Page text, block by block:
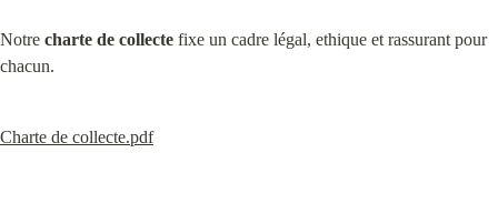
Notre charte de collecte fixe un cadre légal, ethique et rassurant pour
chacun.
Charte de collecte.pdf